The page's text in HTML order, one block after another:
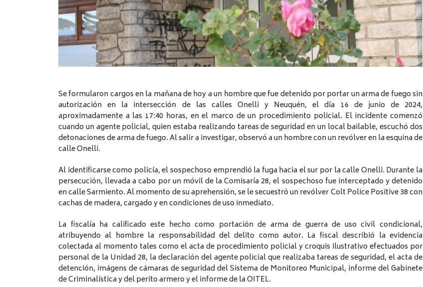
Se formularon cargos en la mañana de hoy a un hombre que fue detenido por portar un arma de fuego sin
autorización en la intersección de las calles Onelli y Neuquén, el día 16 de junio de 2024,
aproximadamente a las 17:40 horas, en el marco de un procedimiento policial. El incidente comenzó
cuando un agente policial, quien estaba realizando tareas de seguridad en un local bailable, escuchó dos
detonaciones de arma de fuego. Al salir a investigar, observó a un hombre con un revólver en la esquina de
calle Onelli.
Al identificarse como policía, el sospechoso emprendió la fuga hacia el sur por la calle Onelli. Durante la
persecución, llevada a cabo por un móvil de la Comisaría 28, el sospechoso fue interceptado y detenido
en calle Sarmiento. Al momento de su aprehensión, se le secuestró un revólver Colt Police Positive 38 con
cachas de madera, cargado y en condiciones de uso inmediato.
La fiscalía ha calificado este hecho como portación de arma de guerra de uso civil condicional,
atribuyendo al hombre la responsabilidad del delito como autor. La fiscal describió la evidencia
colectada al momento tales como el acta de procedimiento policial y croquis ilustrativo efectuados por
personal de la Unidad 28, la declaración del agente policial que realizaba tareas de seguridad, el acta de
detención, imágens de cámaras de seguridad del Sistema de Monitoreo Municipal, informe del Gabinete
de Criminalística y del perito armero y el informe de la OITEL.